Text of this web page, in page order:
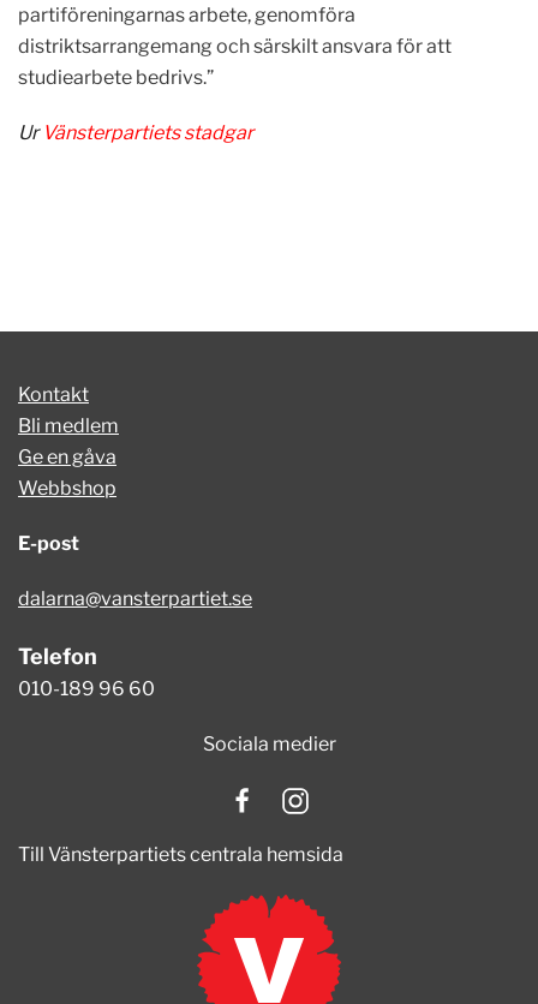
partiföreningarnas arbete, genomföra
distriktsarrangemang och särskilt ansvara för att
studiearbete bedrivs.”
Ur Vänsterpartiets stadgar
Kontakt
Bli medlem
Ge en gåva
Webbshop
E-post
dalarna@vansterpartiet.se
Telefon
010-189 96 60
Sociala medier
Till Vänsterpartiets centrala hemsida